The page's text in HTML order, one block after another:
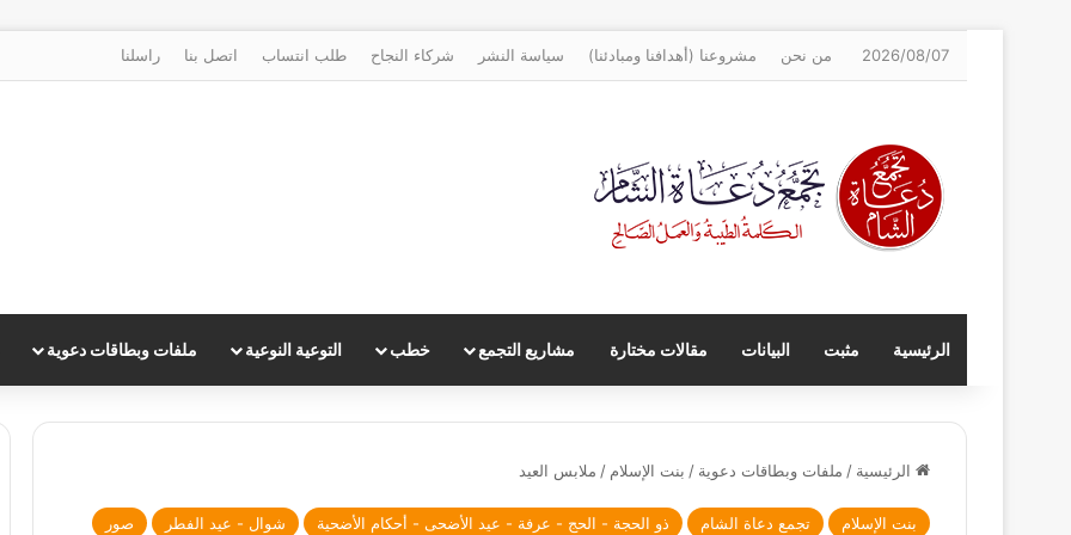
2026/08/07 من نحن مشروعنا (أهدافنا ومبادئنا) سياسة النشر شركاء النجاح طلب انتساب اتصل بنا راسلنا
الرئيسية مثبت البيانات مقالات مختارة مشاريع التجمع خطب التوعية النوعية ملفات وبطاقات دعوية
الرئيسية / ملفات وبطاقات دعوية / بنت الإسلام / ملابس العيد
بنت الإسلام تجمع دعاة الشام ذو الحجة - الحج - عرفة - عيد الأضحى - أحكام الأضحية شوال - عيد الفطر
صور